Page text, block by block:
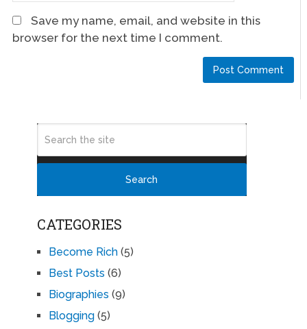
Save my name, email, and website in this
browser for the next time I comment.
CATEGORIES
Become Rich(5)
Best Posts (6)
Biographies (9)
Blogging(5)